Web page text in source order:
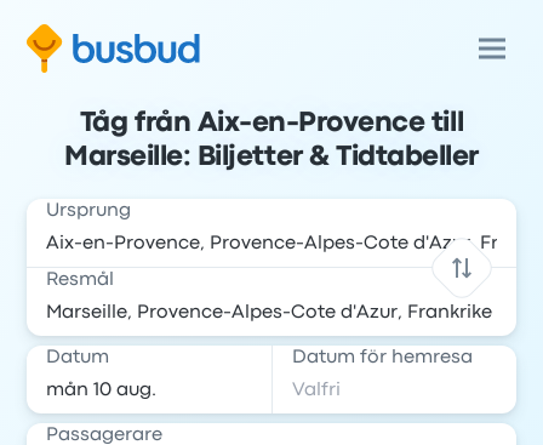
Tåg från Aix-en-Provence till
Marseille: Biljetter & Tidtabeller
Ursprung
Resmål
Datum Datum för hemresa
Passagerare